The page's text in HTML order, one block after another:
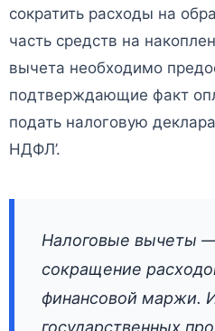
сократить расходы на
часть средств на
вычета необходимо
подтверждающие факт
подать налоговую
НДФЛ’.
Налоговые вычеты —
сокращение
финансовой маржи.
государственных